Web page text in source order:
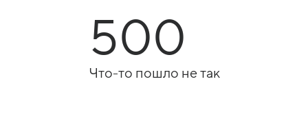
500
Что-то пошло не так